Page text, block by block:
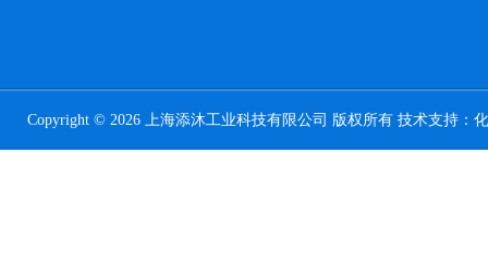
Copyright © 2026 上海添沐工业科技有限公司 版权所有 技术支持：